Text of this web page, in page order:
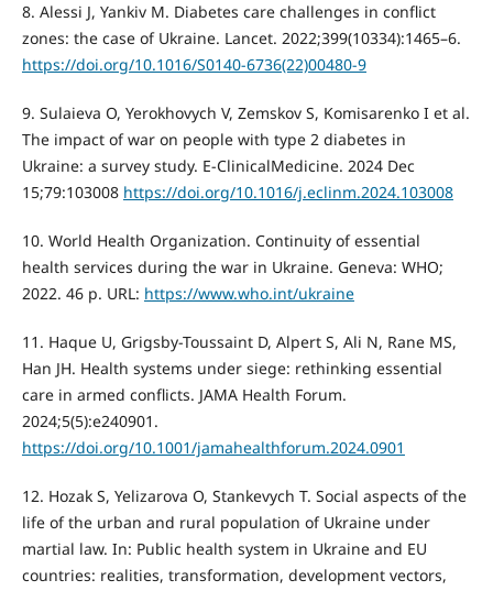
8. Alessi J, Yankiv M. Diabetes care challenges in conflict
zones: the case of Ukraine. Lancet. 2022;399(10334):1465–6.
https://doi.org/10.1016/S0140-6736(22)00480-9
9. Sulaieva O, Yerokhovych V, Zemskov S, Komisarenko I et al.
The impact of war on people with type 2 diabetes in
Ukraine: a survey study. E-ClinicalMedicine. 2024 Dec
15;79:103008 https://doi.org/10.1016/j.eclinm.2024.103008
10. World Health Organization. Continuity of essential
health services during the war in Ukraine. Geneva: WHO;
2022. 46 p. URL: https://www.who.int/ukraine
11. Haque U, Grigsby-Toussaint D, Alpert S, Ali N, Rane MS,
Han JH. Health systems under siege: rethinking essential
care in armed conflicts. JAMA Health Forum.
2024;5(5):e240901.
https://doi.org/10.1001/jamahealthforum.2024.0901
12. Hozak S, Yelizarova O, Stankevych T. Social aspects of the
life of the urban and rural population of Ukraine under
martial law. In: Public health system in Ukraine and EU
countries: realities, transformation, development vectors,